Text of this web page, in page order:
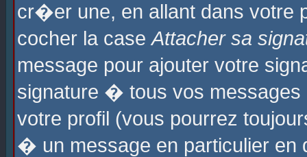
cr�er une, en allant dans
cocher la caseAttacher sa
message pour ajouter votre
signature � tous vos
votre profil (vous pourrez
� un message en particulier